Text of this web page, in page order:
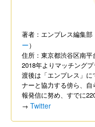
著者：エンプレス編集
ー）
住所：東京都渋谷区南
2018年よりマッチング
渡後は「エンプレス」
ナーと協力する傍ら、
報発信に努め、すでに
→ Twitter